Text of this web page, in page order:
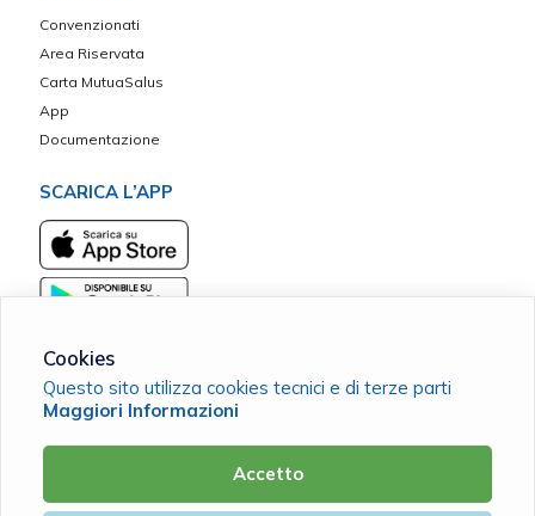
Convenzionati
Area Riservata
Carta MutuaSalus
App
Documentazione
SCARICA L’APP
C.F. 92063110412 |Cookie Policy|Privacy Policy
Cookies
Questo sito utilizza cookies tecnici e di terze parti
Maggiori Informazioni
Accetto